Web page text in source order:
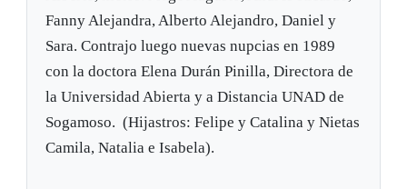
Fanny Alejandra, Alberto Alejandro, Daniel y
Sara. Contrajo luego nuevas nupcias en 1989
con la doctora Elena Durán Pinilla, Directora de
la Universidad Abierta y a Distancia UNAD de
Sogamoso. (Hijastros: Felipe y Catalina y Nietas
Camila, Natalia e Isabela).